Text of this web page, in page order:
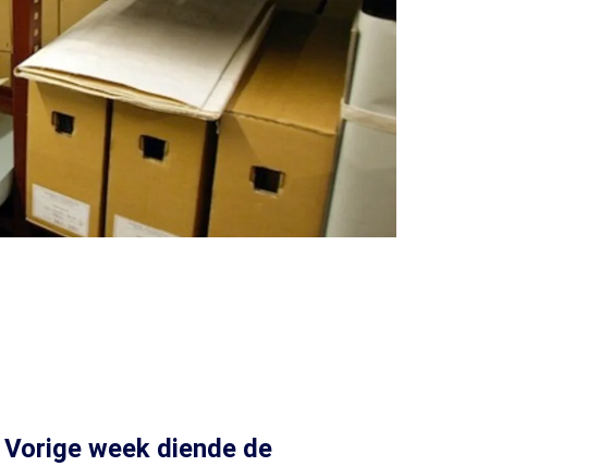
week diende de